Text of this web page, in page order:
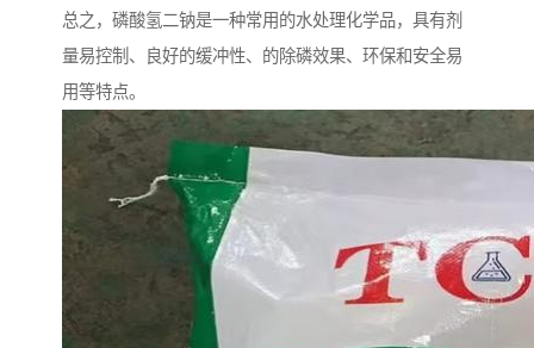
总之，磷酸氢二钠是一种常用的水处理化学品，具有剂
量易控制、良好的缓冲性、的除磷效果、环保和安全易
用等特点。